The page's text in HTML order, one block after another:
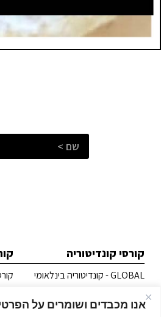
אנו מכבדים ושומרים על
קורסי קונדיטוריה
GLOBAL - קונדיטוריה בינלאומי
MASTER - קונדיטוריה רב תחומי